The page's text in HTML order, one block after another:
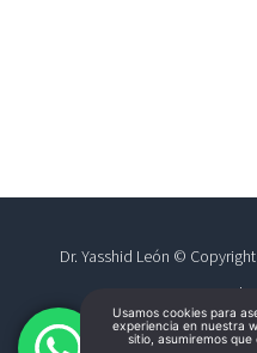
Dr. Yasshid León ©
AVISO
Usamos cookies para
experiencia en nuestra
sitio, asumiremos